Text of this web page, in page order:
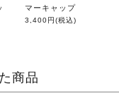
マーキャップ
3,400円(税込)
商品